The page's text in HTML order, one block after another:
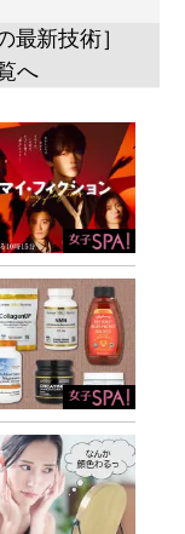
最新技術］
へ